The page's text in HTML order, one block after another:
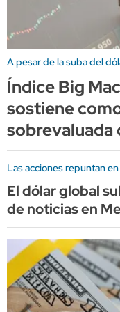
A pesar de la suba del
Índice Big
sostiene
sobrevaluada
Las acciones repuntan
El dólar global
de noticias en